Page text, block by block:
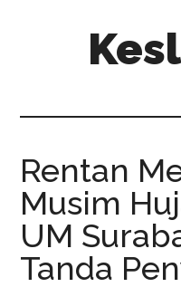
Rentan
Musim
UM
Tanda